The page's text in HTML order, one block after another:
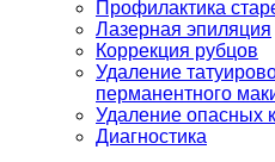
Профилактика
Лазерная эпиляция
Коррекция рубцов
Удаление
перманентного
Удаление опасных
Диагностика